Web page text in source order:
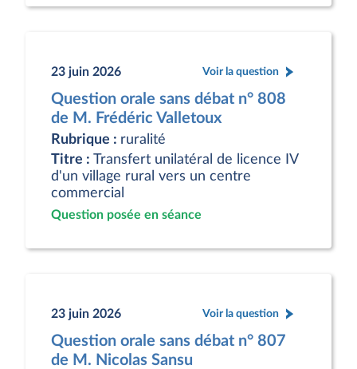
23 juin 2026 Voir la question
Question orale sans débat n° 808
de M. Frédéric Valletoux
Rubrique : ruralité
Titre : Transfert unilatéral de licence IV
d'un village rural vers un centre
commercial
Question posée en séance
23 juin 2026 Voir la question
Question orale sans débat n° 807
de M. Nicolas Sansu